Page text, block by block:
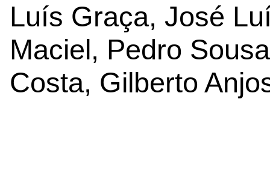
Luís Graça, José
Maciel, Pedro
Costa, Gilberto